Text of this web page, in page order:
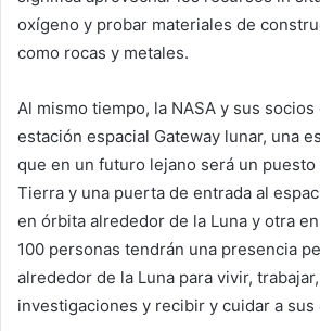
oxígeno y probar materiales de
como rocas y metales.
Al mismo tiempo, la NASA y sus
estación espacial Gateway lunar, una
que en un futuro lejano será un puesto
Tierra y una puerta de entrada al
en órbita alrededor de la Luna y otra
100 personas tendrán una presencia
alrededor de la Luna para vivir,
investigaciones y recibir y cuidar a sus